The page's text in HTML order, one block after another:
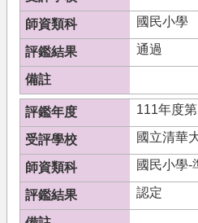
國民小學
通過
111年度
國立清華
國民小學-
認定